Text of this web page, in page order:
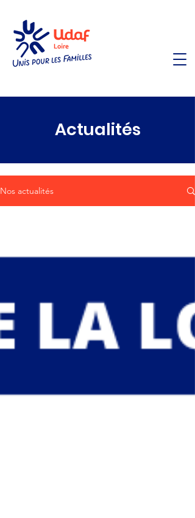
Actualités
Nos actualités